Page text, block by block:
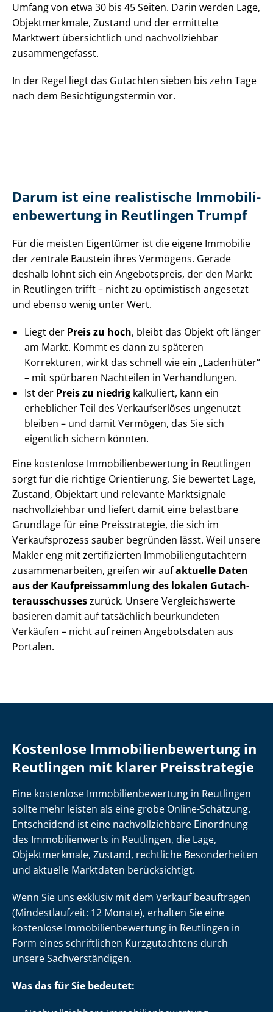
Umfang von etwa 30 bis 45 Seiten. Darin werden Lage,
Objektmerkmale, Zustand und der ermittelte
Marktwert übersichtlich und nachvollziehbar
zusammengefasst.
In der Regel liegt das Gutachten sieben bis zehn Tage
nach dem Be­sich­ti­gungs­ter­min vor.
Darum ist eine realistische Im­mo­bi­li­
en­be­wer­tung in Reutlingen Trumpf
Für die meisten Eigentümer ist die eigene Immobilie
der zentrale Baustein ihres Vermögens. Gerade
deshalb lohnt sich ein Angebotspreis, der den Markt
in Reutlingen trifft – nicht zu optimistisch angesetzt
und ebenso wenig unter Wert.
Liegt der Preis zu hoch, bleibt das Objekt oft länger
am Markt. Kommt es dann zu späteren
Korrekturen, wirkt das schnell wie ein „Ladenhüter“
– mit spürbaren Nachteilen in Verhandlungen.
Ist der Preis zu niedrig kalkuliert, kann ein
erheblicher Teil des Verkaufserlöses ungenutzt
bleiben – und damit Vermögen, das Sie sich
eigentlich sichern könnten.
Eine kostenlose Im­mo­bi­li­en­be­wer­tung in Reutlingen
sorgt für die richtige Orientierung. Sie bewertet Lage,
Zustand, Objektart und relevante Marktsignale
nachvollziehbar und liefert damit eine belastbare
Grundlage für eine Preisstrategie, die sich im
Verkaufsprozess sauber begründen lässt. Weil unsere
Makler eng mit zertifizierten Im­mo­bi­li­en­gut­ach­tern
zu­sam­men­ar­bei­ten, greifen wir aufaktuelle Daten
aus der Kauf­preis­samm­lung des lokalen Gut­ach­
ter­aus­schus­seszurück. Unsere Vergleichswerte
basieren damit auf tatsächlich beurkundeten
Verkäufen – nicht auf reinen Angebotsdaten aus
Portalen.
Kostenlose Im­mo­bi­li­en­be­wer­tung in
Reutlingen mit klarer Preisstrategie
Eine kostenlose Im­mo­bi­li­en­be­wer­tung in Reutlingen
sollte mehr leisten als eine grobe Online-Schätzung.
Entscheidend ist eine nach­voll­zieh­ba­re Einordnung
des Immobilienwerts in Reutlingen, die Lage,
Objektmerkmale, Zustand, rechtliche Besonderheiten
und aktuelle Marktdaten berücksichtigt.
Wenn Sie uns exklusiv mit dem Verkauf beauftragen
(Mindestlaufzeit: 12 Monate), erhalten Sie eine
kostenlose Im­mo­bi­li­en­be­wer­tung in Reutlingen in
Form eines schriftlichen Kurzgutachtens durch
unsere Sach­ver­stän­di­gen.
Was das für Sie bedeutet: